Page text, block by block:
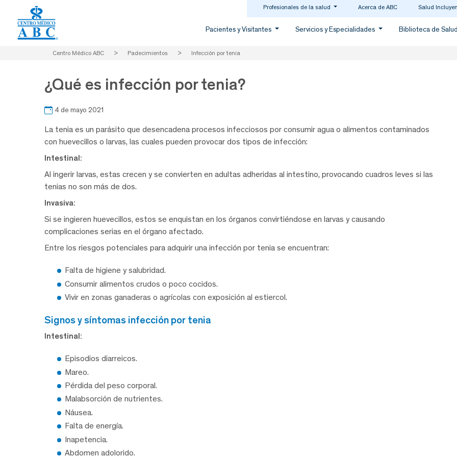
Profesionales de la salud Acerca de ABC Salud
Pacientes y Visitantes Servicios y Especialidades Biblioteca de Salud
Centro Médico ABC > Padecimientos > Infección por tenia
¿Qué es infección por tenia?
4 de mayo 2021
La tenia es un parásito que desencadena procesos infecciosos por consumir agua o alimentos contaminados
con huevecillos o larvas, las cuales pueden provocar dos tipos de infección:
Intestinal:
Al ingerir larvas, estas crecen y se convierten en adultas adheridas al intestino, provocando cuadros leves si las
tenias no son más de dos.
Invasiva:
Si se ingieren huevecillos, estos se enquistan en los órganos convirtiéndose en larvas y causando
complicaciones serias en el órgano afectado.
Entre los riesgos potenciales para adquirir una infección por tenia se encuentran:
Falta de higiene y salubridad.
Consumir alimentos crudos o poco cocidos.
Vivir en zonas ganaderas o agrícolas con exposición al estiercol.
signos y síntomas infección por tenia
Intestinal:
Episodios diarreicos.
Mareo.
Pérdida del peso corporal.
Malabsorción de nutrientes.
Náusea.
Falta de energía.
Inapetencia.
Abdomen adolorido.